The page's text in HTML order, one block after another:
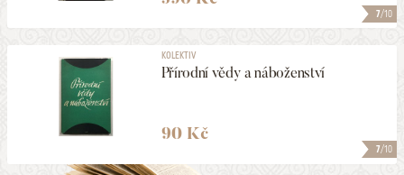
7/10
7/10
KOLEKTIV
Přírodní vědy a náboženství
90 Kč